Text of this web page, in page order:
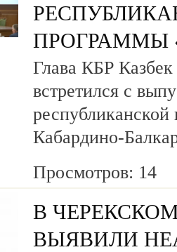
ПРОГРАММЫ
Глава КБР Казбек
встретился с
Кабардино-
Просмотров: 14
В
ВЫЯВИЛИ